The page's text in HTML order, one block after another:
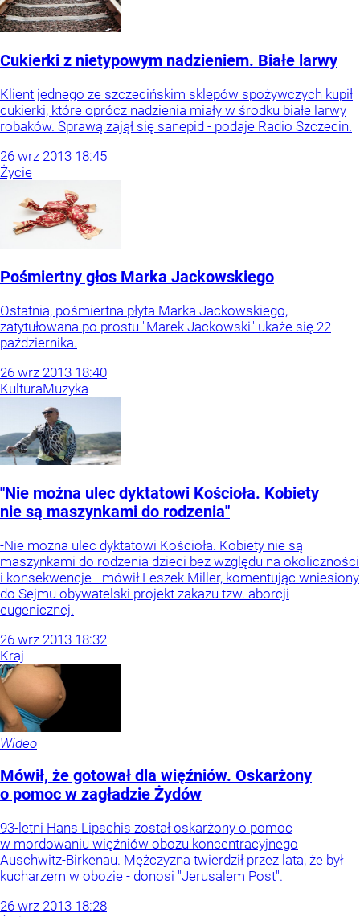
Cukierki z nietypowym nadzieniem. Białe larwy
Klient jednego ze szczecińskim sklepów spożywczych kupił
cukierki, które oprócz nadzienia miały w środku białe larwy
robaków. Sprawą zajął się sanepid - podaje Radio Szczecin.
26 wrz 2013 18:45
Życie
Pośmiertny głos Marka Jackowskiego
Ostatnia, pośmiertna płyta Marka Jackowskiego,
zatytułowana po prostu "Marek Jackowski" ukaże się 22
października.
26 wrz 2013 18:40
KulturaMuzyka
"Nie można ulec dyktatowi Kościoła. Kobiety
nie są maszynkami do rodzenia"
-Nie można ulec dyktatowi Kościoła. Kobiety nie są
maszynkami do rodzenia dzieci bez względu na okoliczności
i konsekwencje - mówił Leszek Miller, komentując wniesiony
do Sejmu obywatelski projekt zakazu tzw. aborcji
eugenicznej.
26 wrz 2013 18:32
Kraj
Wideo
Mówił, że gotował dla więźniów. Oskarżony
o pomoc w zagładzie Żydów
93-letni Hans Lipschis został oskarżony o pomoc
w mordowaniu więźniów obozu koncentracyjnego
Auschwitz-Birkenau. Mężczyzna twierdził przez lata, że był
kucharzem w obozie - donosi "Jerusalem Post".
26 wrz 2013 18:28